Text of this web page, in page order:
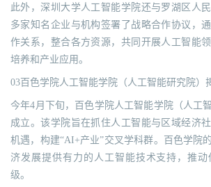
此外，深圳大学人工智能学院还与罗湖区人
多家知名企业与机构签署了战略合作协议，
作关系，整合各方资源，共同开展人工智能
培养和产业应用。
03百色学院人工智能学院（人工智能研究院）
今年4月下旬，百色学院人工智能学院（人工
成立。该学院旨在抓住人工智能与区域经济
机遇，构建“AI+产业”交叉学科群。百色学院
济发展提供有力的人工智能技术支持，推
级。